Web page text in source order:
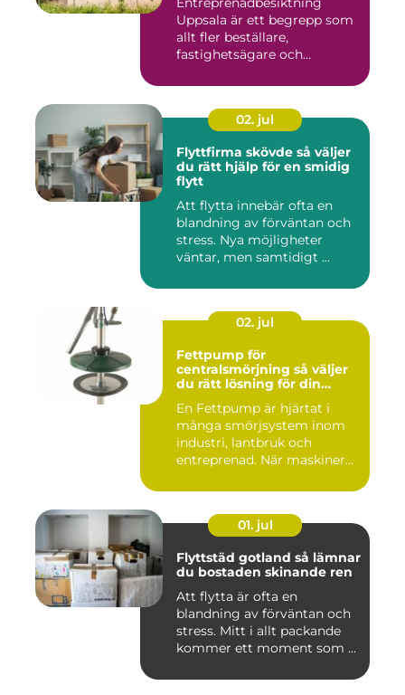
Uppsala är ett begrepp som
allt fler beställare,
fastighetsägare och
02. jul
Flyttfirma skövde så väljer
du rätt hjälp för en smidig
flytt
Att flytta innebär ofta en
blandning av förväntan och
stress. Nya möjligheter
väntar, men samtidigt ...
02. jul
Fettpump för
centralsmörjning så väljer
du rätt lösning för din
En Fettpump är hjärtat i
många smörjsystem inom
industri, lantbruk och
entreprenad. När maskiner
01. jul
Flyttstäd gotland så lämnar
du bostaden skinande ren
Att flytta är ofta en
blandning av förväntan och
stress. Mitt i allt packande
kommer ett moment som ...